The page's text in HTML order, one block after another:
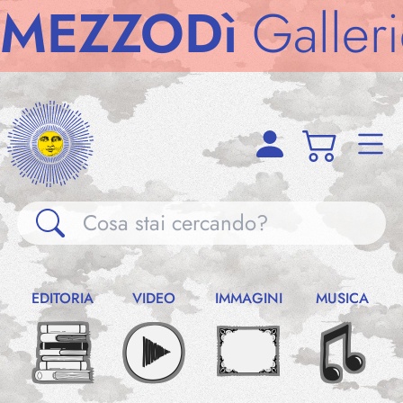
Gallerie
Gallerie
Notizie
EDITORIA VIDEO IMMAGINI MUSICA